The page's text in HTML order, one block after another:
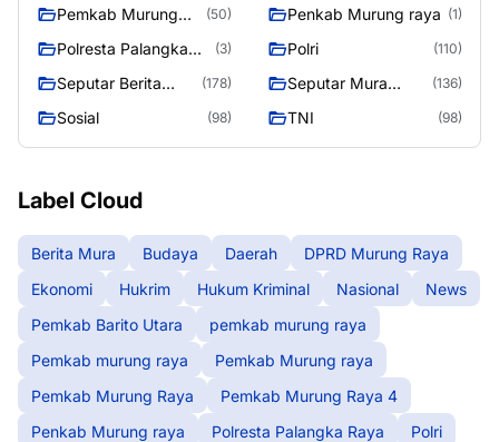
Pemkab Murung
(50) Penkab Murung raya (1)
Polresta Palangka
(3) Polri (110)
Seputar Berita
(178)
Seputar Mura
(136)
Sosial (98) TNI (98)
Label Cloud
Berita Mura Budaya Daerah
DPRD Murung Raya
Ekonomi
Hukrim Hukum Kriminal Nasional
News
Pemkab Barito Utara
pemkab murung raya
Pemkab murung raya
Pemkab Murung raya
Pemkab Murung Raya
Pemkab Murung Raya 4
Penkab Murung raya
Polresta Palangka Raya
Polri